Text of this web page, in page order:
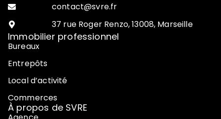
contact@svre.fr
37 rue Roger Renzo, 13008, Marseille
Immobilier professionnel
Bureaux
Entrepôts
Local d’activité
Commerces
À propos de SVRE